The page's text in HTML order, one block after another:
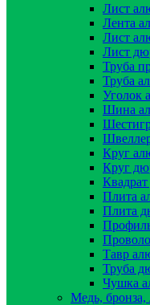
Лист
Лента
Лист
Лист
Труба
Труба
Уголок
Шина
Круг
Круг
Плита
Плита
Тавр
Труба
Чушка
Медь, бронза,